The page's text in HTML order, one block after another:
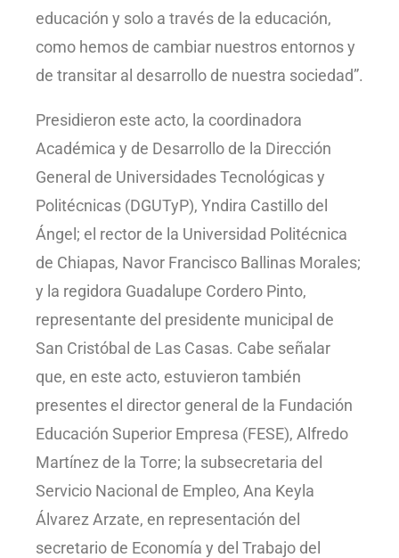
educación y solo a través de la educación,
como hemos de cambiar nuestros entornos y
de transitar al desarrollo de nuestra sociedad”.
Presidieron este acto, la coordinadora
Académica y de Desarrollo de la Dirección
General de Universidades Tecnológicas y
Politécnicas (DGUTyP), Yndira Castillo del
Ángel; el rector de la Universidad Politécnica
de Chiapas, Navor Francisco Ballinas Morales;
y la regidora Guadalupe Cordero Pinto,
representante del presidente municipal de
San Cristóbal de Las Casas. Cabe señalar
que, en este acto, estuvieron también
presentes el director general de la Fundación
Educación Superior Empresa (FESE), Alfredo
Martínez de la Torre; la subsecretaria del
Servicio Nacional de Empleo, Ana Keyla
Álvarez Arzate, en representación del
secretario de Economía y del Trabajo del